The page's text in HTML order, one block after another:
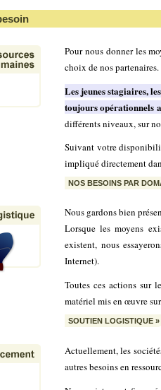
Pour nous donner les
choix de nos partenaires.
Les jeunes stagiaires,
toujours opérationnels
différents niveaux, sur
Suivant votre
impliqué directement
NOS BESOINS PAR
Nous gardons bien
Lorsque les moyens
existent, nous
Internet).
Toutes ces actions sur
matériel mis en œuvre
SOUTIEN LOGISTIQUE »
Actuellement, les
autres besoins en